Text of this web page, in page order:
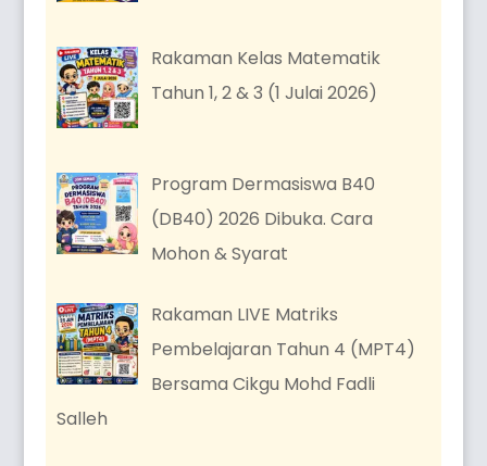
Rakaman Kelas Matematik
Tahun 1, 2 & 3 (1 Julai 2026)
Program Dermasiswa B40
(DB40) 2026 Dibuka. Cara
Mohon & Syarat
Rakaman LIVE Matriks
Pembelajaran Tahun 4 (MPT4)
Bersama Cikgu Mohd Fadli
Salleh